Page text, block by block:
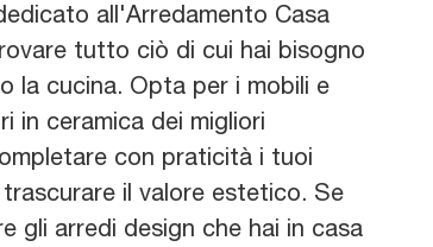
all'Arredamento Casa
tutto ciò di cui hai bisogno
la cucina. Opta per i mobili e
in ceramica dei migliori
con praticità i tuoi
il valore estetico. Se
gli arredi design che hai in casa